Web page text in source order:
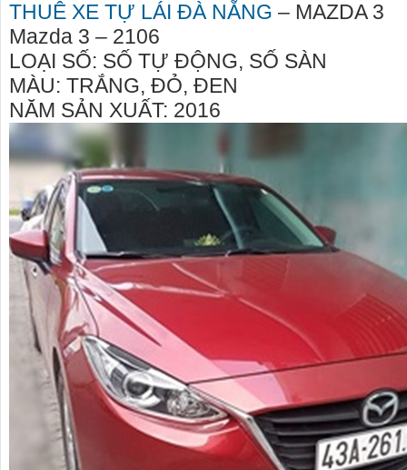
THUÊ XE TỰ LÁI ĐÀ NẴNG – MAZDA 3
Mazda 3 – 2106
LOẠI SỐ: SỐ TỰ ĐỘNG, SỐ SÀN
MÀU: TRẮNG, ĐỎ, ĐEN
NĂM SẢN XUẤT: 2016